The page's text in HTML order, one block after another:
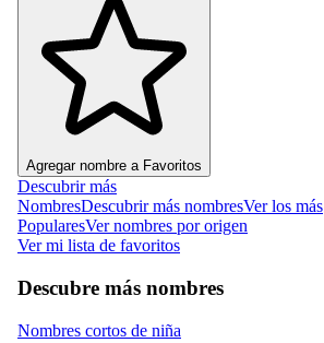
Agregar nombre a Favoritos
Descubrir más
NombresDescubrir más nombresVer los más
PopularesVer nombres por origen
Ver mi lista de favoritos
Descubre más nombres
Nombres cortos de niña